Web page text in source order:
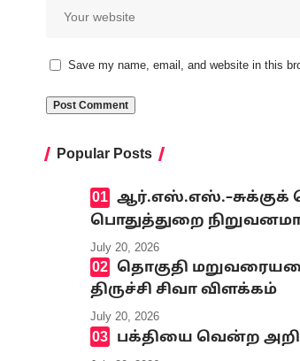
Save my name, email, and website in this
Popular Posts
ஆர்.எஸ்.எஸ்.–சுக்குக்
பொதுத்துறை
July 20, 2026
தொகுதி
திருச்சி சிவா விளக்கம்
July 20, 2026
பக்தியை வென்ற